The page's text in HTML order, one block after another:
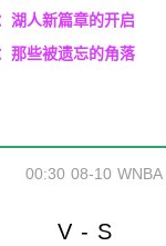
湖人新篇章的开启
那些被遗忘的角落
08-10
00:30 WNBA
V - S